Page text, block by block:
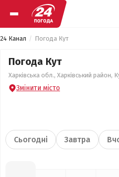
24 Канал Погода Кут
Погода Кут
Харківська обл., Харківський район,
Змінити місто
Сьогодні Завтра